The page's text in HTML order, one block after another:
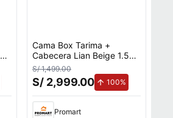
de aumento.
Cama Box Tarima +
Cabecera Lian Beige 1.5
Plazas Decora
S/ 1,499.00
S/ 2,999.00 100%
Promart